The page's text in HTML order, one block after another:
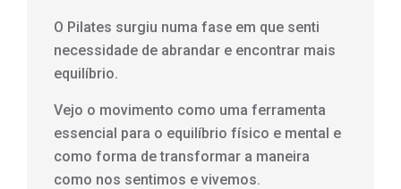
O Pilates surgiu numa fase em que senti
necessidade de abrandar e encontrar mais
equilíbrio.
Vejo o movimento como uma ferramenta
essencial para o equilíbrio físico e mental e
como forma de transformar a maneira
como nos sentimos e vivemos.